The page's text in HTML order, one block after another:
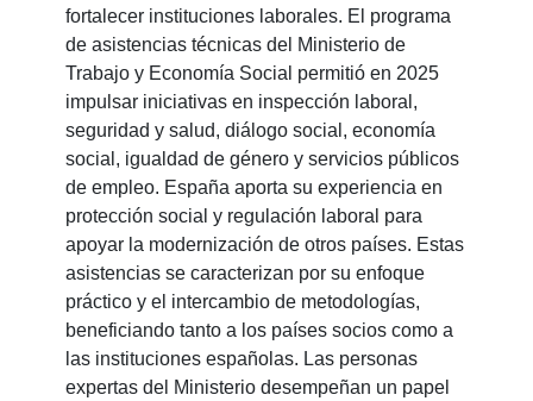
fortalecer instituciones laborales. El programa
de asistencias técnicas del Ministerio de
Trabajo y Economía Social permitió en 2025
impulsar iniciativas en inspección laboral,
seguridad y salud, diálogo social, economía
social, igualdad de género y servicios públicos
de empleo. España aporta su experiencia en
protección social y regulación laboral para
apoyar la modernización de otros países. Estas
asistencias se caracterizan por su enfoque
práctico y el intercambio de metodologías,
beneficiando tanto a los países socios como a
las instituciones españolas. Las personas
expertas del Ministerio desempeñan un papel